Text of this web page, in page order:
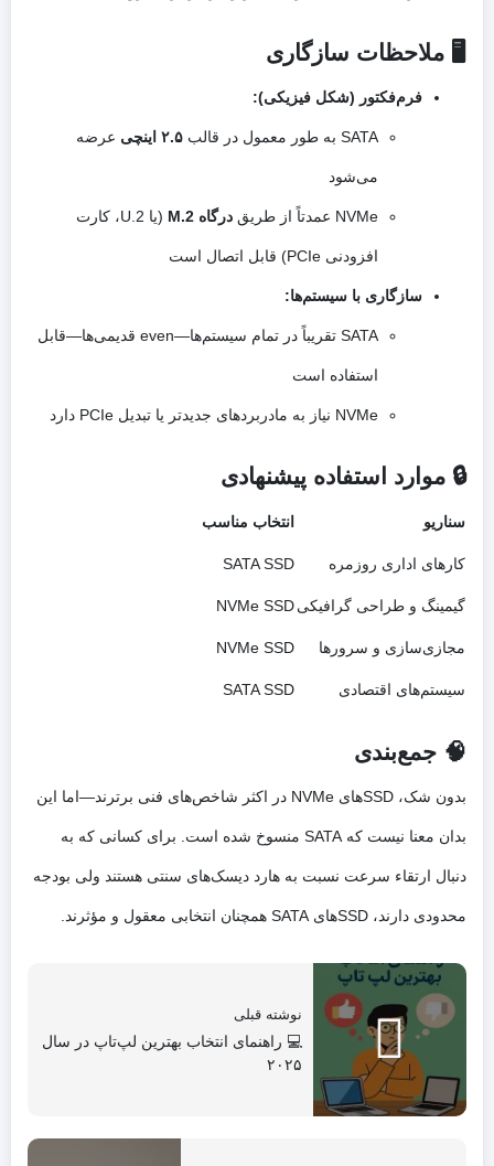
🖥️ ملاحظات سازگاری
فرم‌فکتور (شکل فیزیکی):
SATA به طور معمول در قالب ۲.۵ اینچی عرضه
می‌شود
NVMe عمدتاً از طریق درگاه M.2 (یا U.2، کارت
افزودنی PCIe) قابل اتصال است
سازگاری با سیستم‌ها:
SATA تقریباً در تمام سیستم‌ها—even قدیمی‌ها—قابل
استفاده است
NVMe نیاز به مادربردهای جدیدتر یا تبدیل PCIe دارد
🔒 موارد استفاده پیشنهادی
سناریو انتخاب مناسب
کارهای اداری روزمره SATA SSD
گیمینگ و طراحی گرافیکیNVMe SSD
مجازی‌سازی و سرورها NVMe SSD
سیستم‌های اقتصادی SATA SSD
🧠 جمع‌بندی
بدون شک، SSDهای NVMe در اکثر شاخص‌های فنی برترند—اما این
بدان معنا نیست که SATA منسوخ شده است. برای کسانی که به
دنبال ارتقاء سرعت نسبت به هارد دیسک‌های سنتی هستند ولی بودجه
محدودی دارند، SSDهای SATA همچنان انتخابی معقول و مؤثرند.
نوشته قبلی
💻 راهنمای انتخاب بهترین لپ‌تاپ در سال
۲۰۲۵